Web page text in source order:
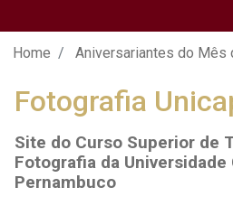
Aniversariantes do
Home Aniversariantes do Mês
Fotografia
Site do Curso Superior de
Fotografia da Universidade
Pernambuco